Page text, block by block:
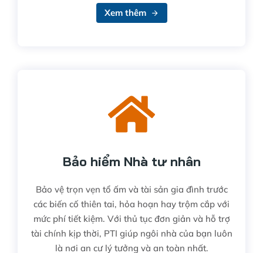
Xem thêm
Bảo hiểm Nhà tư nhân
Bảo vệ trọn vẹn tổ ấm và tài sản gia đình trước
các biến cố thiên tai, hỏa hoạn hay trộm cắp với
mức phí tiết kiệm. Với thủ tục đơn giản và hỗ trợ
tài chính kịp thời, PTI giúp ngôi nhà của bạn luôn
là nơi an cư lý tưởng và an toàn nhất.